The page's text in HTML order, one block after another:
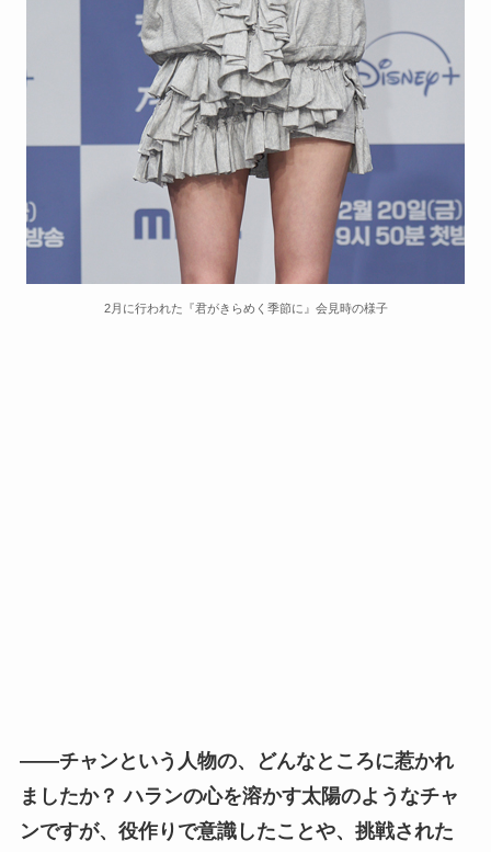
2月に行われた『君がきらめく季節に』会見時の様子
――チャンという人物の、どんなところに惹かれ
ましたか？ ハランの心を溶かす太陽のようなチャ
ンですが、役作りで意識したことや、挑戦された